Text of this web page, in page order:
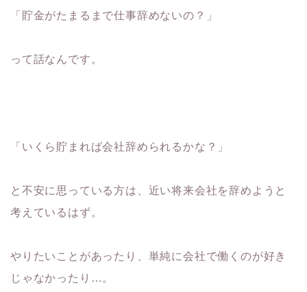
「貯金がたまるまで仕事辞めないの？」
って話なんです。
「いくら貯まれば会社辞められるかな？」
と不安に思っている方は、近い将来会社を辞めようと
考えているはず。
やりたいことがあったり、単純に会社で働くのが好き
じゃなかったり…。